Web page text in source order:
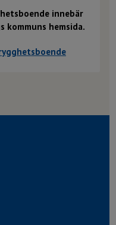
innebär
kommuns hemsida.